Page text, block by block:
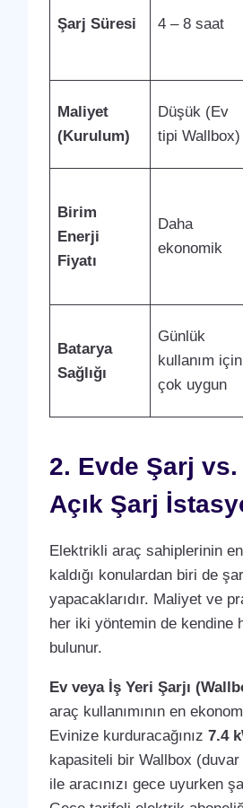
Şarj Süresi 4 – 8 saat
Maliyet
(Kurulum)
Düşük (Ev
tipi Wallbox)
Birim
Enerji
Fiyatı
Daha
ekonomik
Batarya
Sağlığı
Günlük
kullanım için
çok uygun
2. Evde Şarj
Açık Şarj
Elektrikli araç sahiplerinin
kaldığı konulardan biri de
yapacaklarıdır. Maliyet ve
her iki yöntemin de kendine
bulunur.
Ev veya İş Yeri Şarjı
araç kullanımının en
Evinize kurduracağınız 7.4
kapasiteli bir Wallbox
ile aracınızı gece uyurken